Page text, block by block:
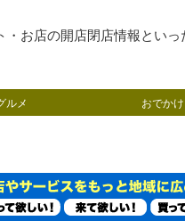
お店の開店閉店情報といっ
ルメ おでかけ